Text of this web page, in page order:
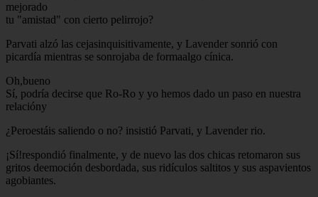
mejorado
tu "amistad" con cierto pelirrojo?
Parvati alzó las cejasinquisitivamente, y Lavender sonrió con
picardía mientras se sonrojaba de formaalgo cínica.
Oh,bueno
Sí, podría decirse que Ro-Ro y yo hemos dado un paso en nuestra
relacióny
¿Peroestáis saliendo o no? insistió Parvati, y Lavender rio.
¡Sí!respondió finalmente, y de nuevo las dos chicas retomaron sus
gritos deemoción desbordada, sus ridículos saltitos y sus aspavientos
agobiantes.